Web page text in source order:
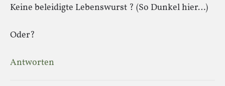
Keine beleidigte Lebenswurst ? (So Dunkel hier…)
Oder?
Antworten